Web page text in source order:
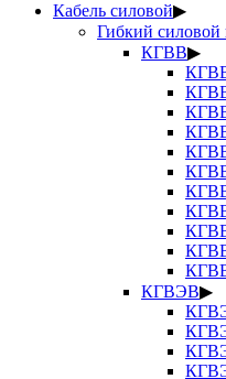
Кабель силовой▶
Гибкий силовой
КГВВ▶
КГВЭВ▶